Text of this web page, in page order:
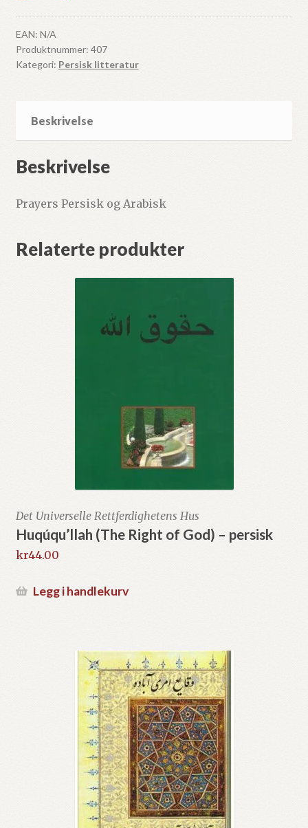
EAN: N/A
Produktnummer: 407
Kategori: Persisk litteratur
Beskrivelse
Beskrivelse
Prayers Persisk og Arabisk
Relaterte produkter
Det Universelle Rettferdighetens Hus
Huqúqu’llah (The Right of God) – persisk
kr44.00
Legg i handlekurv